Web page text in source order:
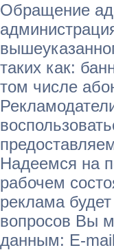
Обращение
таких как:
том числе
Надеемся на
рабочем
реклама
вопросов Вы
данным: E-